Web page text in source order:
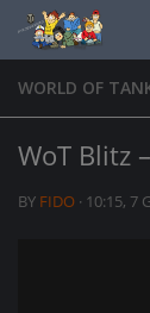
Skip to
WORLD OF
WoT Blitz
BY FIDO · 10:15, 7